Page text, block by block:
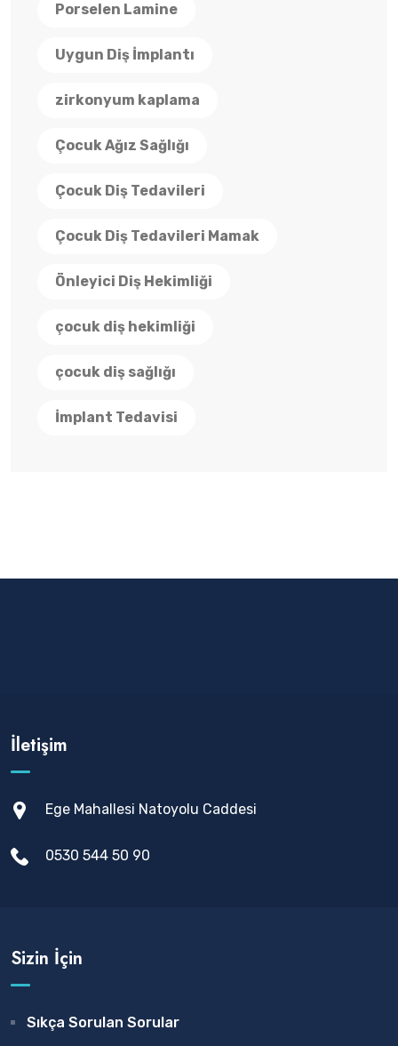
Porselen Lamine
Uygun Diş İmplantı
zirkonyum kaplama
Çocuk Ağız Sağlığı
Çocuk Diş Tedavileri
Çocuk Diş Tedavileri Mamak
Önleyici Diş Hekimliği
çocuk diş hekimliği
çocuk diş sağlığı
İmplant Tedavisi
İletişim
Ege Mahallesi Natoyolu Caddesi
0530 544 50 90
Sizin İçin
Sıkça Sorulan Sorular